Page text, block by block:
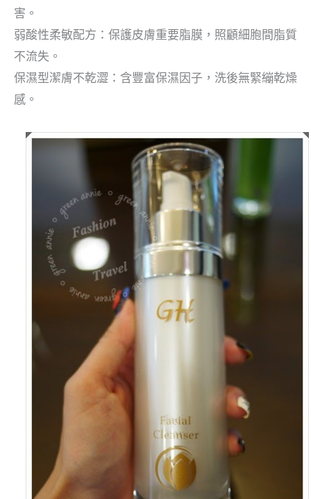
害。
弱酸性柔敏配方：保護皮膚重要脂膜，照顧細胞間脂質
不流失。
保濕型潔膚不乾澀：含豐富保濕因子， 洗後無緊繃乾燥
感。